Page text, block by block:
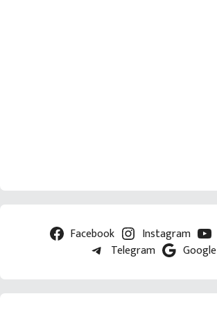
Facebook Instagram
Telegram
Google